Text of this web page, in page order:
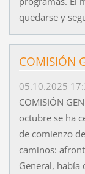
quedarse y
COMISIÓN
05.10.2025
COMISIÓN
octubre se ha
de comienzo
caminos:
General, había